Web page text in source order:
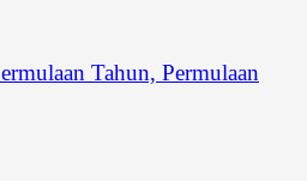
Tahun, Permulaan